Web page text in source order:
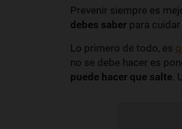
Prevenir siempre es
debes saber para
Lo primero de todo, es
no se debe hacer es
puede hacer que salte.